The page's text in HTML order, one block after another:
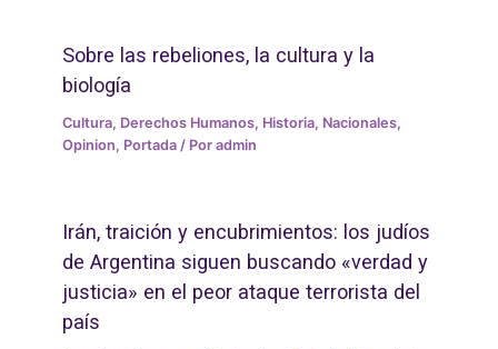
Sobre las rebeliones, la cultura y la
biología
Cultura, Derechos Humanos, Historia, Nacionales,
Opinion, Portada / Poradmin
Irán, traición y encubrimientos: los judíos
de Argentina siguen buscando «verdad y
justicia» en el peor ataque terrorista del
país